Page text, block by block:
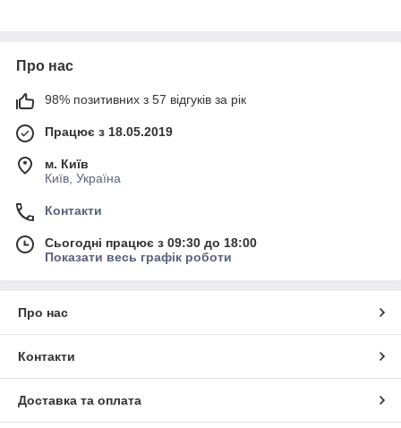
Про нас
98% позитивних з 57 відгуків за рік
Працює з 18.05.2019
м. Київ
Київ, Україна
Контакти
Сьогодні працює з 09:30 до 18:00
Показати весь графік роботи
Про нас
Контакти
Доставка та оплата